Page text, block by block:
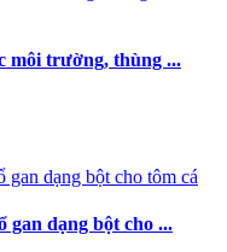
môi trường, thùng ...
gan dạng bột cho ...